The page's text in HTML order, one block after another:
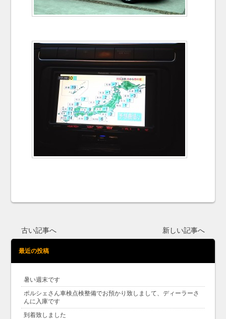
古い記事へ 新しい記事へ
最近の投稿
暑い週末です
ポルシェさん車検点検整備でお預かり致しまして、ディーラーさ
んに入庫です
到着致しました